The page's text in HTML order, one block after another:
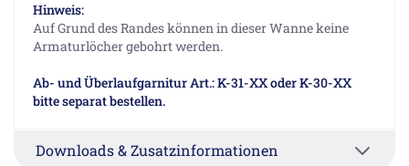
Hinweis:
Auf Grund des Randes können in dieser Wanne keine
Armaturlöcher gebohrt werden.
Ab- und Überlaufgarnitur Art.: K-31-XX oder K-30-XX
bitte separat bestellen.
Downloads & Zusatzinformationen